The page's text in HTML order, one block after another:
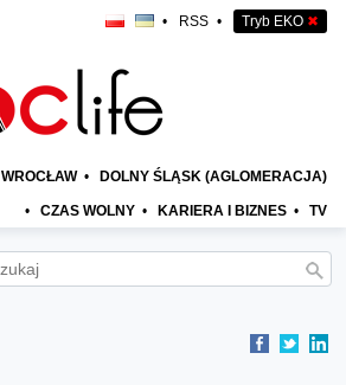
• RSS • Tryb EKO ✖
WROCŁAW • DOLNY ŚLĄSK (AGLOMERACJA)
• CZAS WOLNY • KARIERA I BIZNES • TV